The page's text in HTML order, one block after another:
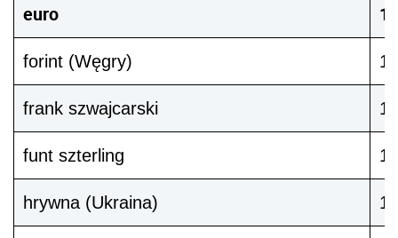
euro 1
forint (Węgry)
frank szwajcarski 1
funt szterling 1
hrywna (Ukraina) 1